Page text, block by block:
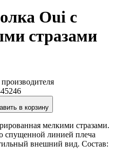
Oui с
стразами
5246
в корзину
мелкими стразами.
спущенной линией плеча
внешний вид. Состав: